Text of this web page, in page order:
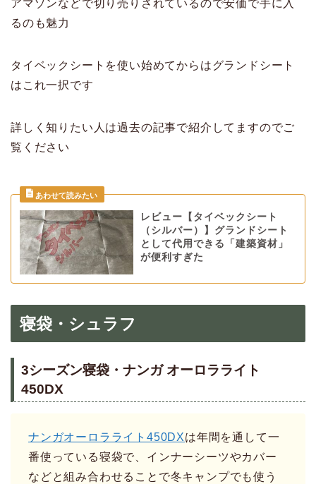
アマゾンなどで切り売りされているので安価で手に入
るのも魅力
タイベックシートを使い始めてからはグランドシート
はこれ一択です
詳しく知りたい人は過去の記事で紹介してますのでご
覧ください
レビュー【タイベックシート
（シルバー）】グランドシート
として代用できる「建築資材」
が便利すぎた
寝袋・シュラフ
3シーズン寝袋・ナンガ オーロラライト
450DX
ナンガオーロラライト450DXは年間を通して一
番使っている寝袋で、インナーシーツやカバー
などと組み合わせることで冬キャンプでも使う